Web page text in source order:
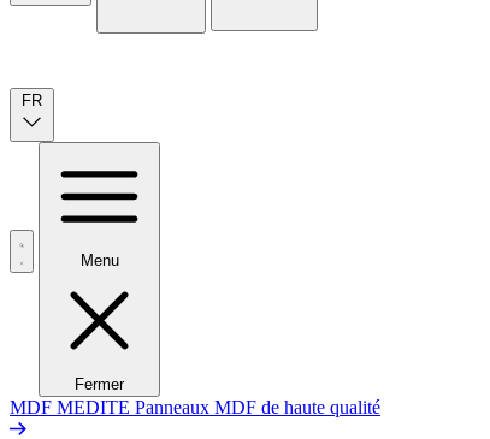
FR
Menu
Fermer
MDF MEDITE Panneaux MDF de haute qualité